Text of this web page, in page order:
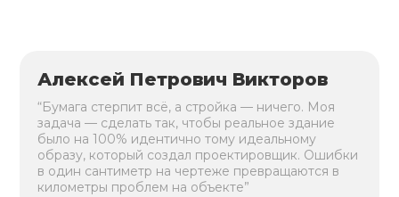
Алексей Петрович Викторов
“Бумага стерпит всё, а стройка — ничего. Моя
задача — сделать так, чтобы реальное здание
было на 100% идентично тому идеальному
образу, который создал проектировщик. Ошибки
в один сантиметр на чертеже превращаются в
километры проблем на объекте”